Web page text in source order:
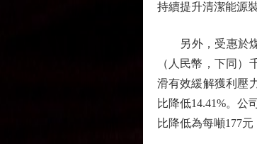
持續提升清潔能源
另外，受惠於煤
（人民幣，下同
滑有效緩解獲利壓
比降低14.41%。公
比降低為每噸177